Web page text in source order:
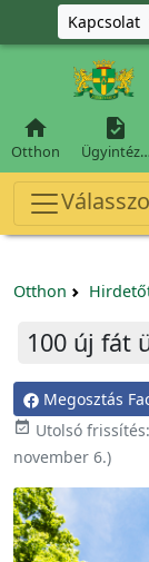
Ugrás a főKapcsolat

Otthon

Ügyintéz…
Otthon
100 új fát
Megosztás
 Utolsó frissítés:
november 6.)